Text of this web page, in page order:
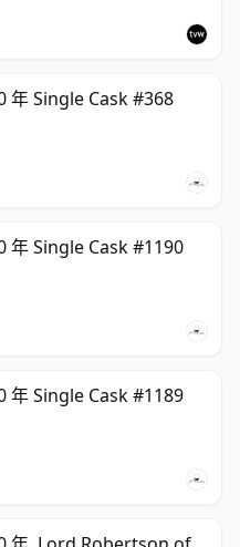
年 Single Cask #368
年 Single Cask #1190
年 Single Cask #1189